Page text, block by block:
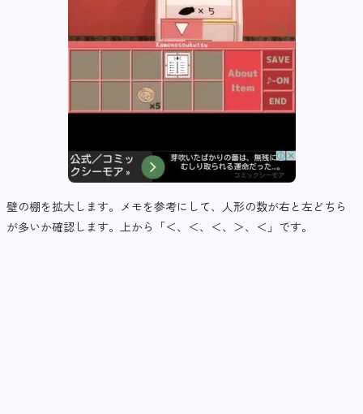
壁の棚を拡大します。メモを参考にして、人形の数が右と左どちら
が多いか確認します。上から「＜、＜、＜、＞、＜」です。